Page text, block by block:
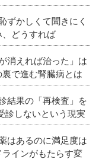
ずかしくて聞きにく
どうすれば
消えれば治った」は
で進む腎臓病とは
結果の「再検査」を
診しないという現実
はあるのに満足度は
インがもたらす変